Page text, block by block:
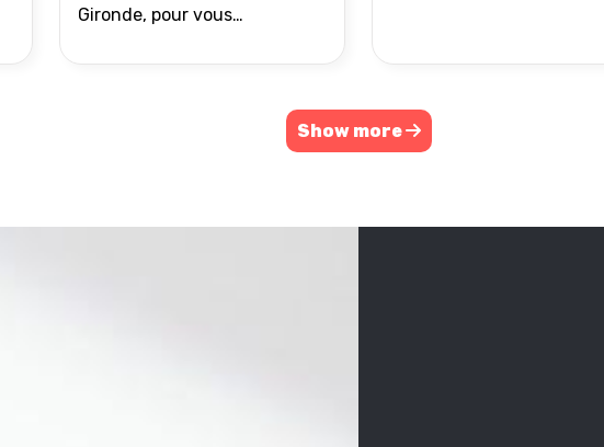
Gironde, pour vous
projets immobiliers.
Show more